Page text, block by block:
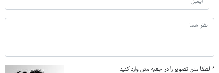
* لطفا متن تصویر را در جعبه متن وارد کنید